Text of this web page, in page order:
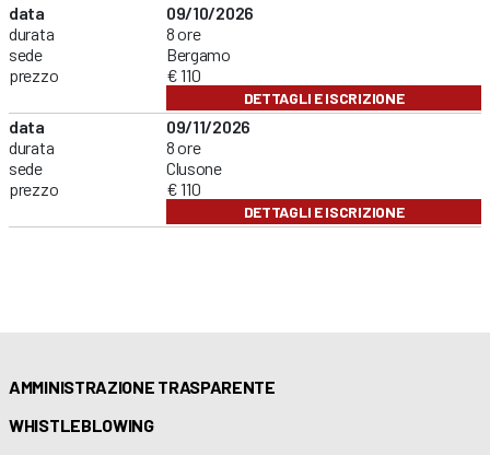
data
durata
sede
prezzo
09/10/2026
8 ore
Bergamo
€ 110
DETTAGLI E ISCRIZIONE
data
durata
sede
prezzo
09/11/2026
8 ore
Clusone
€ 110
DETTAGLI E ISCRIZIONE
AMMINISTRAZIONE TRASPARENTE
WHISTLEBLOWING